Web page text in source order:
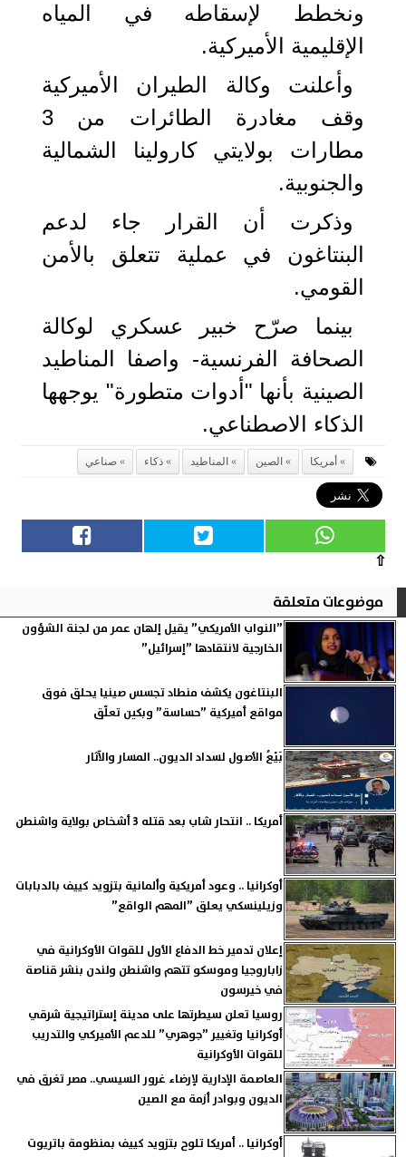
ونخطط لإسقاطه في المياه
الإقليمية الأميركية.
وأعلنت وكالة الطيران الأميركية
وقف مغادرة الطائرات من 3
مطارات بولايتي كارولينا الشمالية
والجنوبية.
وذكرت أن القرار جاء لدعم
البنتاغون في عملية تتعلق بالأمن
القومي.
بينما صرّح خبير عسكري لوكالة
الصحافة الفرنسية- واصفا المناطيد
الصينية بأنها "أدوات متطورة" يوجهها
الذكاء الاصطناعي.
أمريكا الصين المناطيد ذكاء صناعي
⇧
موضوعات متعلقة
”النواب الأمريكي” يقيل إلهان عمر من لجنة الشؤون
الخارجية لانتقادها ”إسرائيل”
البنتاغون يكشف منطاد تجسس صينيا يحلق فوق
مواقع أميركية ”حساسة” وبكين تعلّق
بَيْعُ الأصول لسداد الديون.. المسار والآثار
أمريكا .. انتحار شاب بعد قتله 3 أشخاص بولاية واشنطن
أوكرانيا .. وعود أمريكية وألمانية بتزويد كييف بالدبابات
وزيلينسكي يعلق ”المهم الواقع”
إعلان تدمير خط الدفاع الأول للقوات الأوكرانية في
زاباروجيا وموسكو تتهم واشنطن ولندن بنشر قناصة
في خيرسون
روسيا تعلن سيطرتها على مدينة إستراتيجية شرقي
أوكرانيا وتغيير ”جوهري” للدعم الأميركي والتدريب
للقوات الأوكرانية
العاصمة الإدارية لإرضاء غرور السيسي.. مصر تغرق في
الديون وبوادر أزمة مع الصين
أوكرانيا .. أمريكا تلوح بتزويد كييف بمنظومة باتريوت